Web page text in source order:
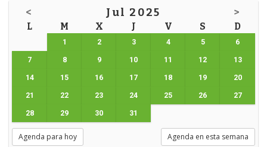
< Jul 2025 >
L M X J V S D
1 2 3 4 5 6
7 8 9 10 11 12 13
14 15 16 17 18 19 20
21 22 23 24 25 26 27
28 29 30 31
Agenda para hoy Agenda en esta semana